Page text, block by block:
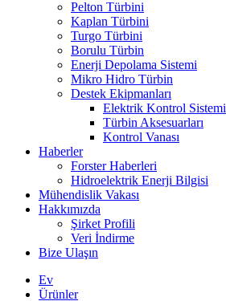
Pelton Türbini
Kaplan Türbini
Turgo Türbini
Borulu Türbin
Enerji Depolama Sistemi
Mikro Hidro Türbin
Destek Ekipmanları
Elektrik Kontrol Sistemi
Türbin Aksesuarları
Kontrol Vanası
Haberler
Forster Haberleri
Hidroelektrik Enerji Bilgisi
Mühendislik Vakası
Hakkımızda
Şirket Profili
Veri İndirme
Bize Ulaşın
Ev
Ürünler